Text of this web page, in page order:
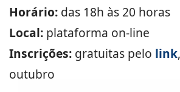
Horário: das 18h às 20 horas
Local: plataforma on-line
Inscrições: gratuitas pelo link
outubro